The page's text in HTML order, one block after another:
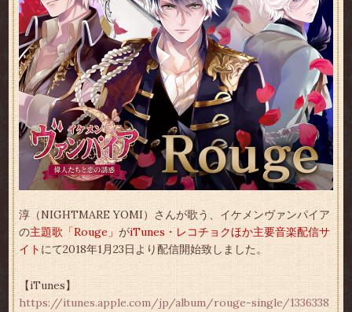
淳（NIGHTMARE YOMI）さんが歌う、イケメンヴァンパイア
の主題歌「Rouge」 がiTunes・レコチョクほか主要音楽配信サ
イト にて2018年1月23日より配信開始致しました。
【iTunes】
https://itunes.apple.com/jp/album/rouge-single/1336338